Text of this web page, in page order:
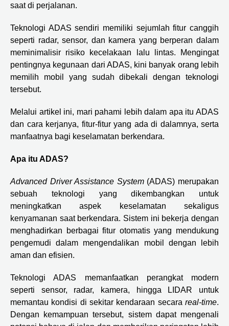
saat di perjalanan.
Teknologi ADAS sendiri memiliki sejumlah fitur canggih
seperti radar, sensor, dan kamera yang berperan dalam
meminimalisir risiko kecelakaan lalu lintas. Mengingat
pentingnya kegunaan dari ADAS, kini banyak orang lebih
memilih mobil yang sudah dibekali dengan teknologi
tersebut.
Melalui artikel ini, mari pahami lebih dalam apa itu ADAS
dan cara kerjanya, fitur-fitur yang ada di dalamnya, serta
manfaatnya bagi keselamatan berkendara.
Apa itu ADAS?
Advanced Driver Assistance System(ADAS) merupakan
sebuah teknologi yang dikembangkan untuk
meningkatkan aspek keselamatan sekaligus
kenyamanan saat berkendara. Sistem ini bekerja dengan
menghadirkan berbagai fitur otomatis yang mendukung
pengemudi dalam mengendalikan mobil dengan lebih
aman dan efisien.
Teknologi ADAS memanfaatkan perangkat modern
seperti sensor, radar, kamera, hingga LIDAR untuk
memantau kondisi di sekitar kendaraan secara real-time.
Dengan kemampuan tersebut, sistem dapat mengenali